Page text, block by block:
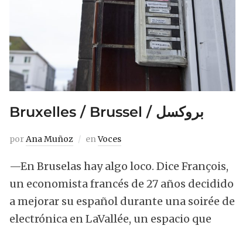
Bruxelles / Brussel / بروكسل
porAna Muñoz enVoces
—En Bruselas hay algo loco. Dice François,
un economista francés de 27 años decidido
a mejorar su español durante una soirée de
electrónica en LaVallée, un espacio que